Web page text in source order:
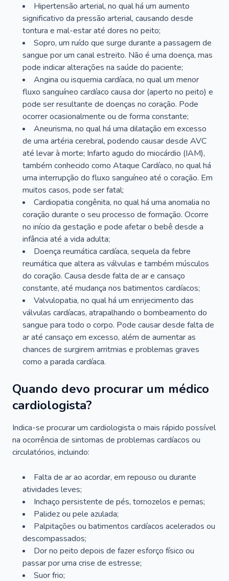
Hipertensão arterial, no qual há um aumento
significativo da pressão arterial, causando desde
tontura e mal-estar até dores no peito;
Sopro, um ruído que surge durante a passagem de
sangue por um canal estreito. Não é uma doença, mas
pode indicar alterações na saúde do paciente;
Angina ou isquemia cardíaca, no qual um menor
fluxo sanguíneo cardíaco causa dor (aperto no peito) e
pode ser resultante de doenças no coração. Pode
ocorrer ocasionalmente ou de forma constante;
Aneurisma, no qual há uma dilatação em excesso
de uma artéria cerebral, podendo causar desde AVC
até levar à morte; Infarto agudo do miocárdio (IAM),
também conhecido como Ataque Cardíaco, no qual há
uma interrupção do fluxo sanguíneo até o coração. Em
muitos casos, pode ser fatal;
Cardiopatia congênita, no qual há uma anomalia no
coração durante o seu processo de formação. Ocorre
no início da gestação e pode afetar o bebê desde a
infância até a vida adulta;
Doença reumática cardíaca, sequela da febre
reumática que altera as válvulas e também músculos
do coração. Causa desde falta de ar e cansaço
constante, até mudança nos batimentos cardíacos;
Valvulopatia, no qual há um enrijecimento das
válvulas cardíacas, atrapalhando o bombeamento do
sangue para todo o corpo. Pode causar desde falta de
ar até cansaço em excesso, além de aumentar as
chances de surgirem arritmias e problemas graves
como a parada cardíaca.
Quando devo procurar um médico
cardiologista?
Indica-se procurar um cardiologista o mais rápido possível
na ocorrência de sintomas de problemas cardíacos ou
circulatórios, incluindo:
Falta de ar ao acordar, em repouso ou durante
atividades leves;
Inchaço persistente de pés, tornozelos e pernas;
Palidez ou pele azulada;
Palpitações ou batimentos cardíacos acelerados ou
descompassados;
Dor no peito depois de fazer esforço físico ou
passar por uma crise de estresse;
Suor frio;